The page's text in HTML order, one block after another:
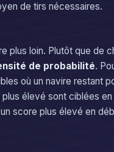
de tirs nécessaires.
plus loin. Plutôt que de
de probabilité.
où un navire restant
élevé sont ciblées en
score plus élevé en